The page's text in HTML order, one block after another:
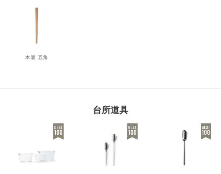
木箸 五角
台所道具